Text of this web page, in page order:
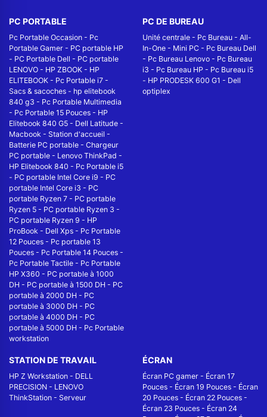
PC PORTABLE
Pc Portable Occasion - Pc
Portable Gamer - PC portable HP
- PC Portable Dell - PC portable
LENOVO - HP ZBOOK - HP
ELITEBOOK - Pc Portable i7 -
Sacs & sacoches - hp elitebook
840 g3 - Pc Portable Multimedia
- Pc Portable 15 Pouces - HP
Elitebook 840 G5 - Dell Latitude -
Macbook - Station d'accueil -
Batterie PC portable - Chargeur
PC portable - Lenovo ThinkPad -
HP Elitebook 840 - Pc Portable i5
- PC portable Intel Core i9 - PC
portable Intel Core i3 - PC
portable Ryzen 7 - PC portable
Ryzen 5 - PC portable Ryzen 3 -
PC portable Ryzen 9 - HP
ProBook - Dell Xps - Pc Portable
12 Pouces - Pc portable 13
Pouces - Pc Portable 14 Pouces -
Pc Portable Tactile - Pc Portable
HP X360 - PC portable à 1000
DH - PC portable à 1500 DH - PC
portable à 2000 DH - PC
portable à 3000 DH - PC
portable à 4000 DH - PC
portable à 5000 DH - Pc Portable
workstation
PC DE BUREAU
Unité centrale - Pc Bureau - All-
In-One - Mini PC - Pc Bureau Dell
- Pc Bureau Lenovo - Pc Bureau
i3 - Pc Bureau HP - Pc Bureau i5
- HP PRODESK 600 G1 - Dell
optiplex
STATION DE TRAVAIL
HP Z Workstation - DELL
PRECISION - LENOVO
ThinkStation - Serveur
ÉCRAN
Écran PC gamer - Écran 17
Pouces - Écran 19 Pouces - Écran
20 Pouces - Écran 22 Pouces -
Écran 23 Pouces - Écran 24